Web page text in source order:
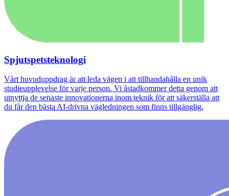
Spjutspetsteknologi
Vårt huvuduppdrag är att leda vägen i att tillhandahålla en unik
studieupplevelse för varje person. Vi åstadkommer detta genom att
utnyttja de senaste innovationerna inom teknik för att säkerställa att
du får den bästa AI-drivna vägledningen som finns tillgänglig.